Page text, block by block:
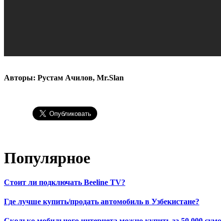
Авторы: Рустам Ачилов, Mr.Slan
Популярное
Стоит ли подключать Beeline TV?
Где лучше купить/продать автомобиль в Узбекистане?